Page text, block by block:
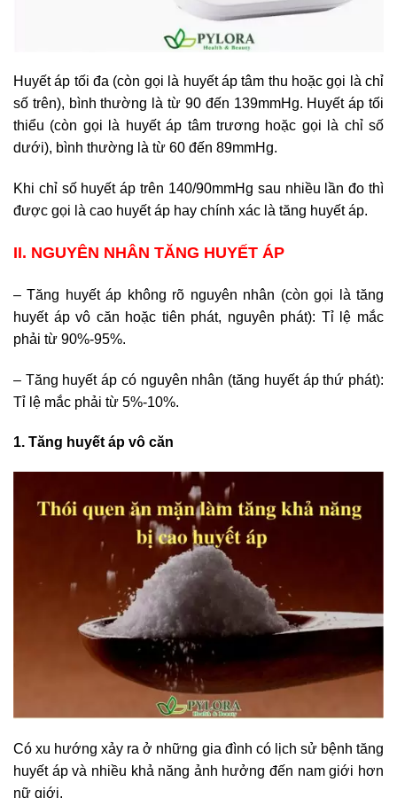
Huyết áp tối đa (còn gọi là huyết áp tâm thu hoặc gọi là chỉ
số trên), bình thường là từ 90 đến 139mmHg. Huyết áp tối
thiểu (còn gọi là huyết áp tâm trương hoặc gọi là chỉ số
dưới), bình thường là từ 60 đến 89mmHg.
Khi chỉ số huyết áp trên 140/90mmHg sau nhiều lần đo thì
được gọi là cao huyết áp hay chính xác là tăng huyết áp.
II. NGUYÊN NHÂN TĂNG HUYẾT ÁP
– Tăng huyết áp không rõ nguyên nhân (còn gọi là tăng
huyết áp vô căn hoặc tiên phát, nguyên phát): Tỉ lệ mắc
phải từ 90%-95%.
– Tăng huyết áp có nguyên nhân (tăng huyết áp thứ phát):
Tỉ lệ mắc phải từ 5%-10%.
1. Tăng huyết áp vô căn
Có xu hướng xảy ra ở những gia đình có lịch sử bệnh tăng
huyết áp và nhiều khả năng ảnh hưởng đến nam giới hơn
nữ giới.